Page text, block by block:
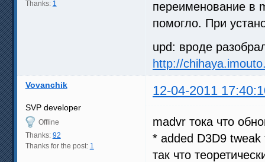
Thanks: 1
переименование в
помогло. При
upd: вроде
http://
Vovanchik 12-04-2011
SVP developer
Offline
Thanks: 92
Thanks for the post: 1
madvr тока что
* added D3D9
так что